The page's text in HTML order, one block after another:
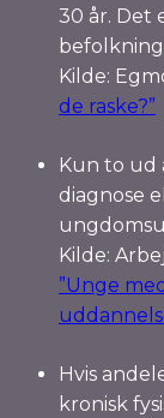
30 år. Det
Kilde:
de raske?”
Kun to ud
diagnose
Kilde:
”Unge
Hvis
kronisk